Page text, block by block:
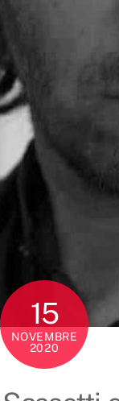
15
NOVEMBRE
2020